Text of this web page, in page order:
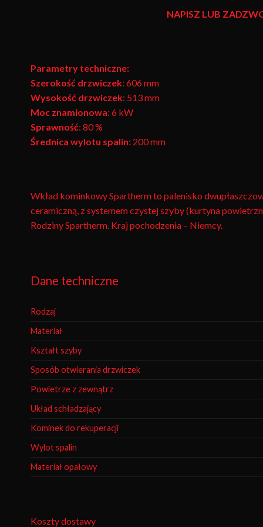
NAPISZ LUB
Parametry techniczne:
Szerokość drzwiczek: 606mm
Wysokość drzwiczek: 513mm
Moc znamionowa: 6 kW
Sprawność: 80%
Średnica wylotu spalin: 200 mm
Wkład kominkowy Spartherm to palenisko
ceramiczną, z systemem czystej szyby (kurtyna
Rodziny Spartherm. Kraj pochodzenia – Niemcy.
Dane techniczne
Rodzaj
Materiał
Kształt szyby
Sposób otwierania drzwiczek
Powietrze z zewnątrz
Układ schładzający
Kominek do rekuperacji
Wylot spalin
Materiał opałowy
Koszty dostawy